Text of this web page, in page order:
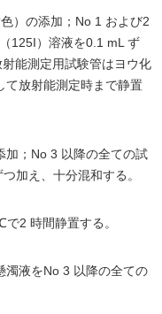
）の添加；No 1 および2
125I）溶液を0.1 mL ず
能測定用試験管はヨウ化
て放射能測定時まで静置
加；No 3 以降の全ての試
加え、十分混和する。
2 時間静置する。
濁液をNo 3 以降の全ての